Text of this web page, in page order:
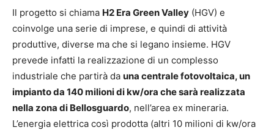
Il progetto si chiama H2 Era Green Valley (HGV) e
coinvolge una serie di imprese, e quindi di attività
produttive, diverse ma che si legano insieme. HGV
prevede infatti la realizzazione di un complesso
industriale che partirà da una centrale fotovoltaica, un
impianto da 140 milioni di kw/ora che sarà realizzata
nella zona di Bellosguardo, nell’area ex mineraria.
L’energia elettrica così prodotta (altri 10 milioni di kw/ora